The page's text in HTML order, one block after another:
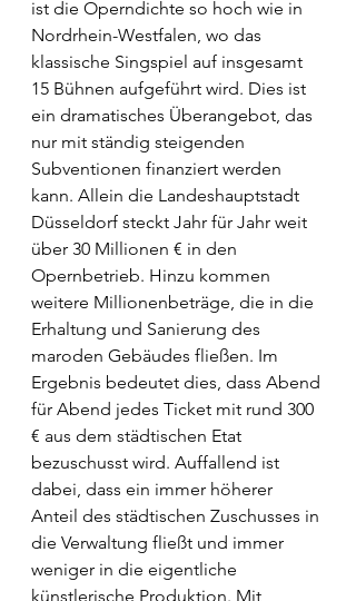
ist die Operndichte so hoch wie in
Nordrhein-Westfalen, wo das
klassische Singspiel auf insgesamt
15 Bühnen aufgeführt wird. Dies ist
ein dramatisches Überangebot, das
nur mit ständig steigenden
Subventionen finanziert werden
kann. Allein die Landeshauptstadt
Düsseldorf steckt Jahr für Jahr weit
über 30 Millionen € in den
Opernbetrieb. Hinzu kommen
weitere Millionenbeträge, die in die
Erhaltung und Sanierung des
maroden Gebäudes fließen. Im
Ergebnis bedeutet dies, dass Abend
für Abend jedes Ticket mit rund 300
€ aus dem städtischen Etat
bezuschusst wird. Auffallend ist
dabei, dass ein immer höherer
Anteil des städtischen Zuschusses in
die Verwaltung fließt und immer
weniger in die eigentliche
künstlerische Produktion. Mit